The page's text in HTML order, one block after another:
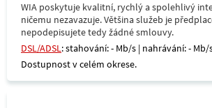
WIA poskytuje kvalitní, rychlý a spolehlivý
ničemu nezavazuje. Většina služeb je
nepodepisujete tedy žádné smlouvy.
DSL/ADSL: stahování: - Mb/s | nahrávání: - Mb/
Dostupnost v celém okrese.